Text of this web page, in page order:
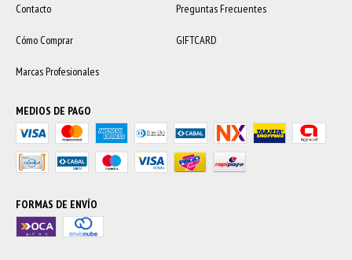
Contacto Preguntas Frecuentes
Cómo Comprar GIFTCARD
Marcas Profesionales
MEDIOS DE PAGO
FORMAS DE ENVÍO